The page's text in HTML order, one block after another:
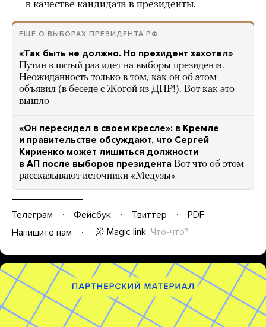
в качестве кандидата в президенты.
ЕЩЕ О ВЫБОРАХ ПРЕЗИДЕНТА РФ
«Так быть не должно. Но президент захотел»
Путин в пятый раз идет на выборы президента.
Неожиданность только в том, как он об этом
объявил (в беседе с Жогой из ДНР!). Вот как это
вышло
«Он пересидел в своем кресле»: в Кремле
и правительстве обсуждают, что Сергей
Кириенко может лишиться должности
в АП после выборов президента Вот что об этом
рассказывают источники «Медузы»
Телеграм Фейсбук Твиттер
PDF
Напишите нам
Magic link Что-что?